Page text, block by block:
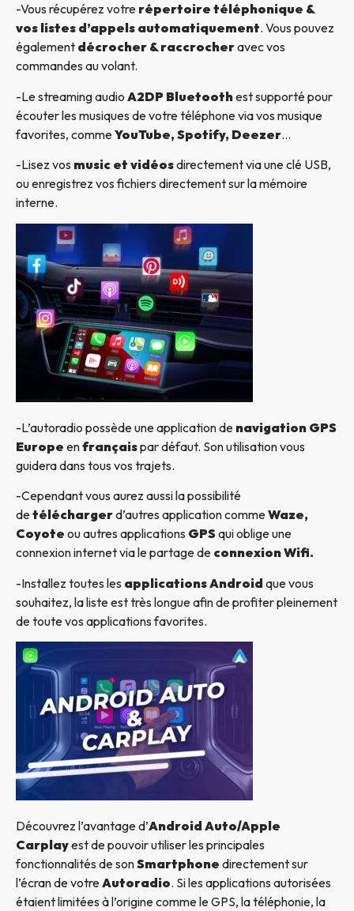
-Vous récupérez votre répertoire téléphonique &
vos listes d’appels automatiquement. Vous pouvez
également décrocher & raccrocheravec vos
commandes au volant.
-Le streaming audio A2DP Bluetoothest supporté pour
écouter les musiques de votre téléphone via vos musique
favorites, commeYouTube, Spotify, Deezer…
-Lisez vos music et vidéosdirectement via une clé USB,
ou enregistrez vos fichiers directement sur la mémoire
interne.
-L’autoradio possède une application de navigation GPS
Europe enfrançaispar défaut. Son utilisation vous
guidera dans tous vos trajets.
-Cependant vous aurez aussi la possibilité
detéléchargerd’autres application commeWaze,
Coyote ou autres applications GPSqui oblige une
connexion internet via le partage de connexion Wifi.
-Installez toutes les applications Android que vous
souhaitez, la liste est très longue afin de profiter pleinement
de toute vos applications favorites.
Découvrez l’avantage d’Android Auto/Apple
Carplayest de pouvoir utiliser les principales
fonctionnalités de sonSmartphone directement sur
l’écran de votreAutoradio. Si les applications autorisées
étaient limitées à l’origine comme le GPS, la téléphonie, la